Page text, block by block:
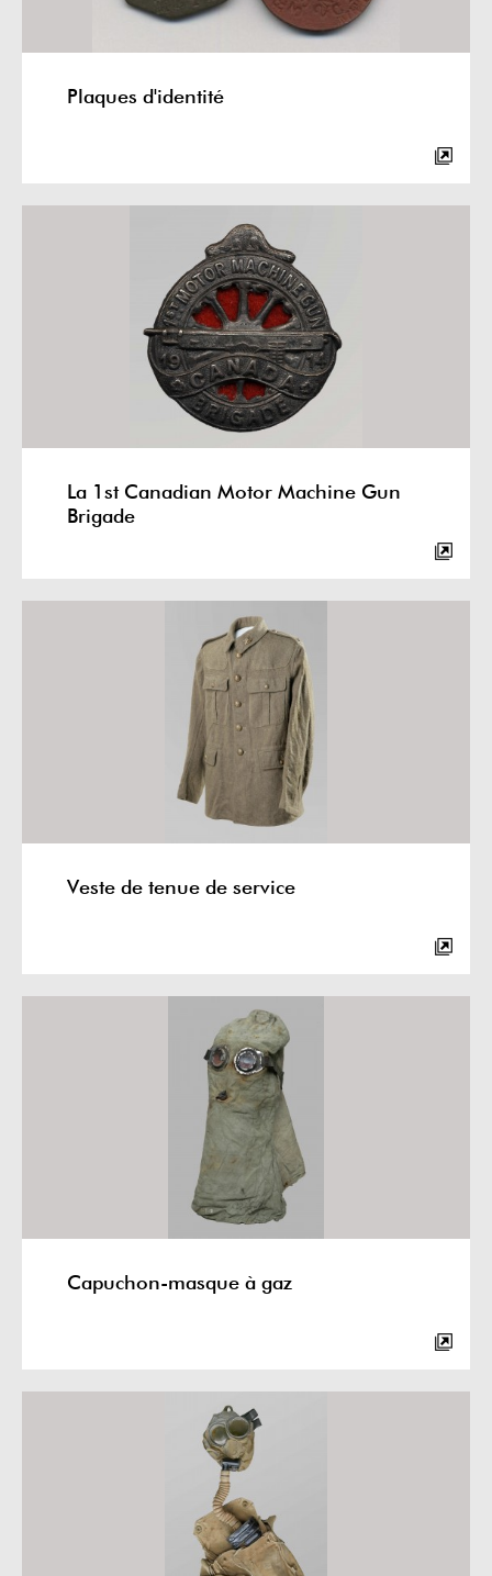
Plaques d'identité
La 1st Canadian Motor Machine Gun
Brigade
Veste de tenue de service
Capuchon-masque à gaz